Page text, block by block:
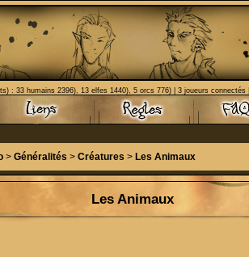
: 33 humains 2396), 13 elfes 1440), 5 orcs 776) | 3 joueurs connectés |
> Généralités > Créatures > Les Animaux
Les Animaux